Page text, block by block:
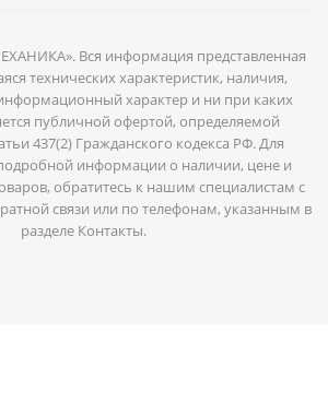
Вся информация представленная
технических характеристик, наличия,
характер и ни при каких
публичной офертой, определяемой
437(2) Гражданского кодекса РФ. Для
информации о наличии, цене и
обратитесь к нашим специалистам с
связи или по телефонам, указанным в
разделе Контакты.